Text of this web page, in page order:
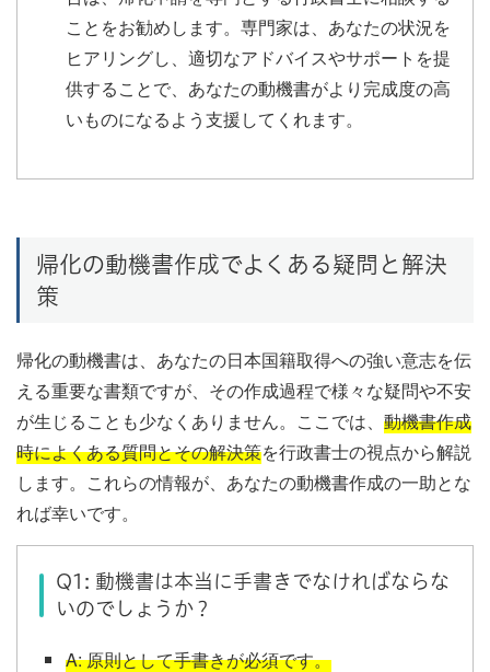
ことをお勧めします。専門家は、あなたの状況を
ヒアリングし、適切なアドバイスやサポートを提
供することで、あなたの動機書がより完成度の高
いものになるよう支援してくれます。
帰化の動機書作成でよくある疑問と解決
策
帰化の動機書は、あなたの日本国籍取得への強い意志を伝
える重要な書類ですが、その作成過程で様々な疑問や不安
が生じることも少なくありません。ここでは、 動機書作成
時によくある質問とその解決策を行政書士の視点から解説
します。これらの情報が、あなたの動機書作成の一助とな
れば幸いです。
Q1: 動機書は本当に手書きでなければならな
いのでしょうか？
A: 原則として手書きが必須です。